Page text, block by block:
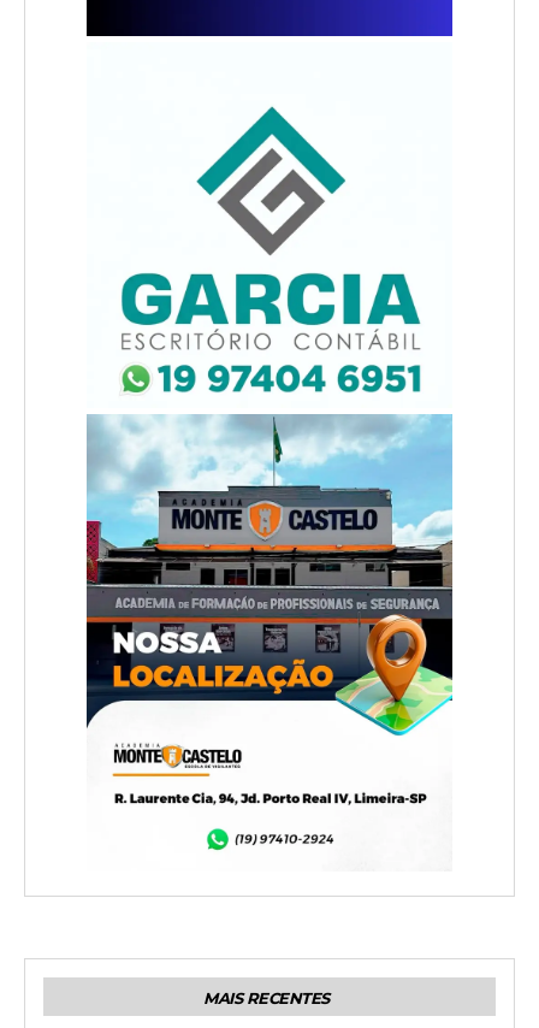
MAIS RECENTES